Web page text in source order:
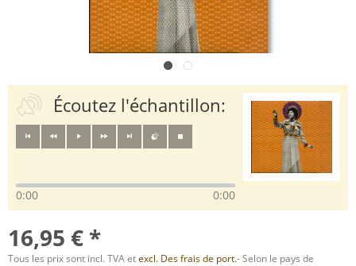
Écoutez l'échantillon:
0:00 0:00
16,95 € *
Tous les prix sont incl. TVA etexcl. Des frais de port.- Selon le pays de